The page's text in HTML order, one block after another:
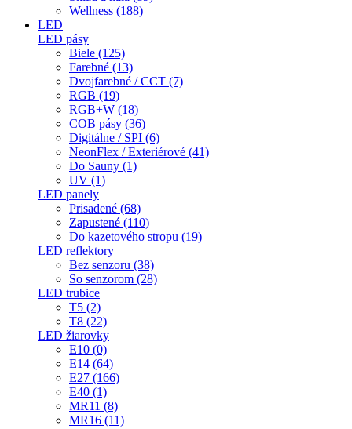
Wellness (188)
LED
LED pásy
Biele (125)
Farebné (13)
Dvojfarebné / CCT (7)
RGB (19)
RGB+W (18)
COB pásy (36)
Digitálne / SPI (6)
NeonFlex / Exteriérové (41)
Do Sauny (1)
UV (1)
LED panely
Prisadené (68)
Zapustené (110)
Do kazetového stropu (19)
LED reflektory
Bez senzoru (38)
So senzorom (28)
LED trubice
T5 (2)
T8 (22)
LED žiarovky
E10 (0)
E14 (64)
E27 (166)
E40 (1)
MR11 (8)
MR16 (11)